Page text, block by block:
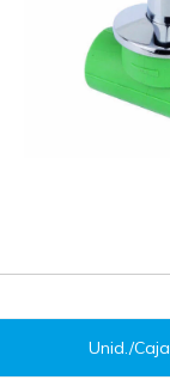
Unid./Caja